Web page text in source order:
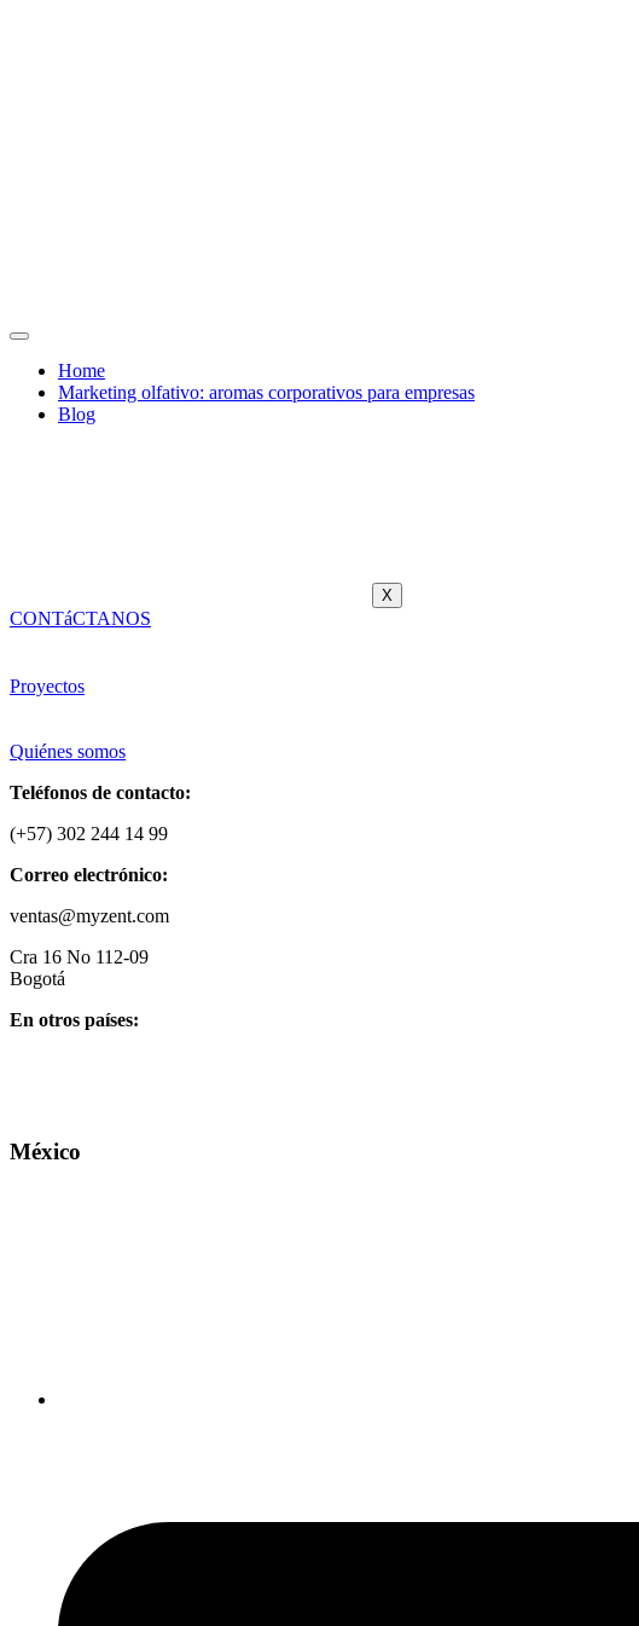
Home
Marketing olfativo: aromas corporativos para empresas
Blog
X
CONTáCTANOS
Proyectos
Quiénes somos
Teléfonos de contacto:
(+57) 302 244 14 99
Correo electrónico:
ventas@myzent.com
Cra 16 No 112-09
Bogotá
En otros países:
México